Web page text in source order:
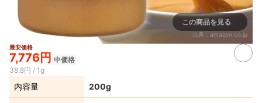
この商品を見る
出典： amazon.co.jp
最安価格
7,776円 中価格
38.8円 / 1g
内容量 200g